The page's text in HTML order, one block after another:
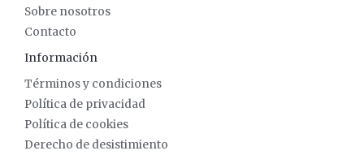
Sobre nosotros
Contacto
Información
Términos y condiciones
Política de privacidad
Política de cookies
Derecho de desistimiento